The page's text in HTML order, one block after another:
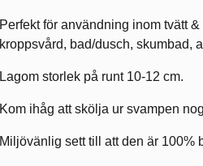
Perfekt för användning inom tvätt
kroppsvård, bad/dusch, skumbad,
Lagom storlek på runt 10-12 cm.
Kom ihåg att skölja ur svampen
Miljövänlig sett till att den är 100%